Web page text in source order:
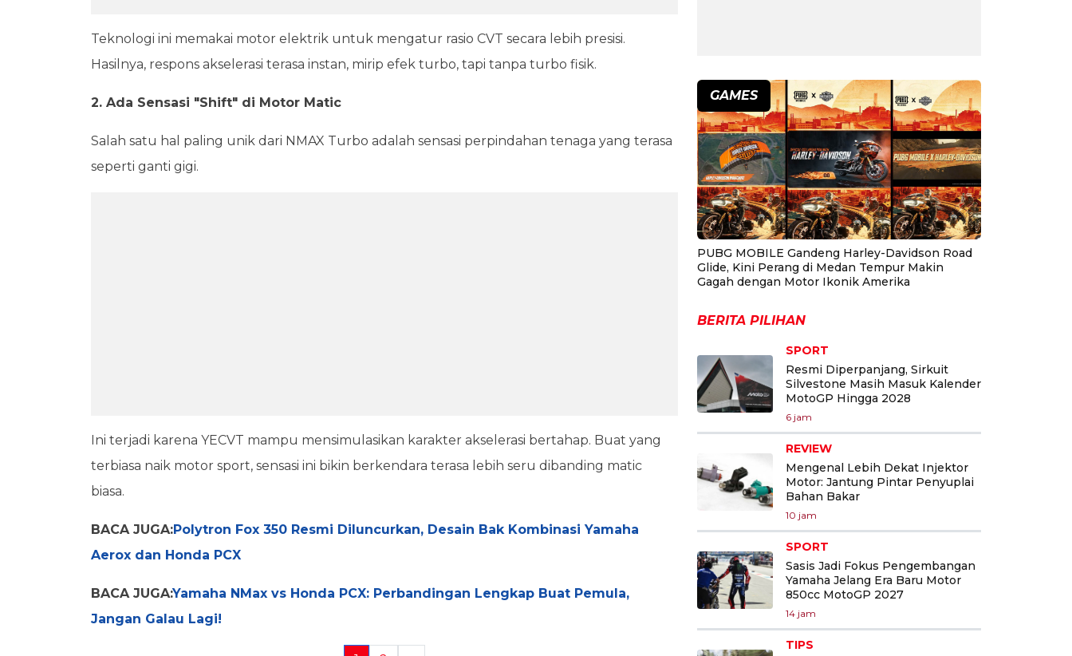
Teknologi ini memakai motor elektrik untuk mengatur rasio CVT secara lebih presisi.
Hasilnya, respons akselerasi terasa instan, mirip efek turbo, tapi tanpa turbo fisik.
2. Ada Sensasi "Shift" di Motor Matic
Salah satu hal paling unik dari NMAX Turbo adalah sensasi perpindahan tenaga yang terasa
seperti ganti gigi.
Ini terjadi karena YECVT mampu mensimulasikan karakter akselerasi bertahap. Buat yang
terbiasa naik motor sport, sensasi ini bikin berkendara terasa lebih seru dibanding matic
biasa.
BACA JUGA:Polytron Fox 350 Resmi Diluncurkan, Desain Bak Kombinasi Yamaha
Aerox dan Honda PCX
BACA JUGA:Yamaha NMax vs Honda PCX: Perbandingan Lengkap Buat Pemula,
Jangan Galau Lagi!
GAMES
PUBG MOBILE Gandeng Harley-Davidson Road
Glide, Kini Perang di Medan Tempur Makin
Gagah dengan Motor Ikonik Amerika
BERITA PILIHAN
SPORT
Resmi Diperpanjang, Sirkuit
Silvestone Masih Masuk Kalender
MotoGP Hingga 2028
6 jam
REVIEW
Mengenal Lebih Dekat Injektor
Motor: Jantung Pintar Penyuplai
Bahan Bakar
10 jam
SPORT
Sasis Jadi Fokus Pengembangan
Yamaha Jelang Era Baru Motor
850cc MotoGP 2027
14 jam
TIPS